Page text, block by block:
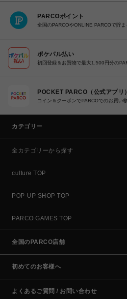
PARCOポイント
全国のPARCOやONLINE PARCOで貯ま
ポケパル払い
初回登録＆お買物で最大1,500円分の
POCKET PARCO（公式アプリ）
コイン＆クーポンでPARCOでのお買い
カテゴリー
全カテゴリーから探す
culture TOP
POP-UP SHOP TOP
PARCO GAMES TOP
全国のPARCO店舗
初めてのお客様へ
よくあるご質問 / お問い合わせ